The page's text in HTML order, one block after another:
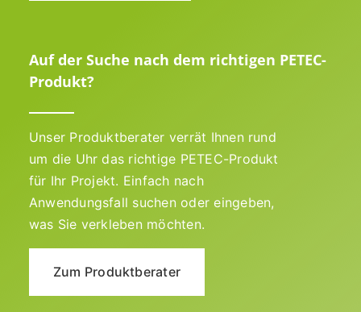
Auf der Suche nach dem richtigen PETEC-
Produkt?
Unser Produktberater verrät Ihnen rund
um die Uhr das richtige PETEC-Produkt
für Ihr Projekt. Einfach nach
Anwendungsfall suchen oder eingeben,
was Sie verkleben möchten.
Zum Produktberater